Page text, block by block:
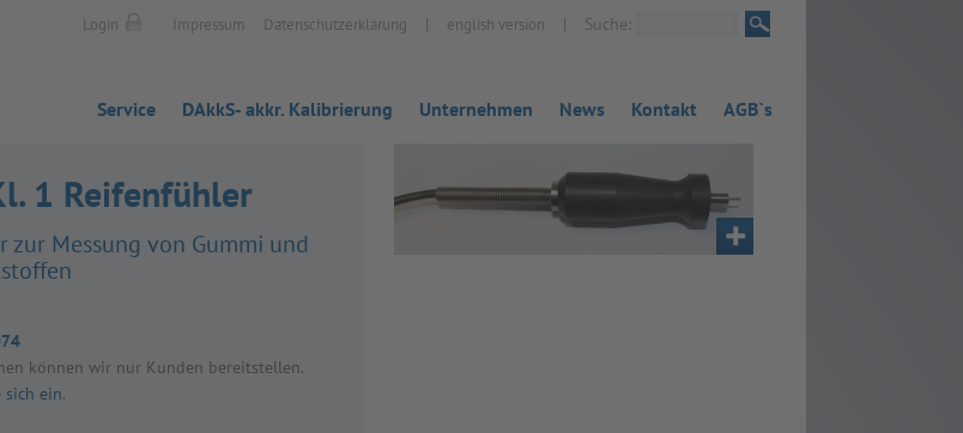
Login Impressum Datenschutzerklärung | english version | Suche:
Service DAkkS- akkr. Kalibrierung Unternehmen News Kontakt AGB`s
1 Reifenfühler
zur Mes­sung von Gummi und
kön­nen wir nur Kun­den bereit­stel­len.
sich ein.